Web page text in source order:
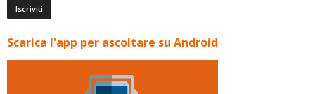
Scarica l'app per ascoltare su Android